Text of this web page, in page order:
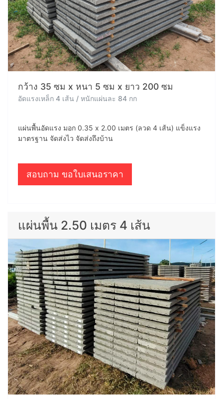
กว้าง 35 ซม x หนา 5 ซม x ยาว 200 ซม
อัดแรงเหล็ก 4 เส้น / หนักแผ่นละ 84 กก
แผ่นพื้นอัดแรง มอก 0.35 x 2.00 เมตร (ลวด 4 เส้น) แข็งแรง
มาตรฐาน จัดส่งไว จัดส่งถึงบ้าน
สอบถาม ขอใบเสนอราคา
แผ่นพื้น 2.50 เมตร 4 เส้น